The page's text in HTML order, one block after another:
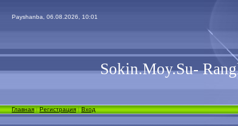
Payshanba, 06.08.2026, 10:01
Sokin.Moy.Su-
Главная|Регистрация|Вход